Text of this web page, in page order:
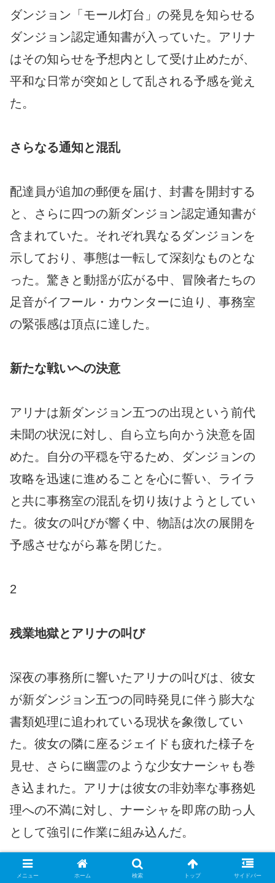
ダンジョン「モール灯台」の発見を知らせる
ダンジョン認定通知書が入っていた。アリナ
はその知らせを予想内として受け止めたが、
平和な日常が突如として乱される予感を覚え
た。
さらなる通知と混乱
配達員が追加の郵便を届け、封書を開封する
と、さらに四つの新ダンジョン認定通知書が
含まれていた。それぞれ異なるダンジョンを
示しており、事態は一転して深刻なものとな
った。驚きと動揺が広がる中、冒険者たちの
足音がイフール・カウンターに迫り、事務室
の緊張感は頂点に達した。
新たな戦いへの決意
アリナは新ダンジョン五つの出現という前代
未聞の状況に対し、自ら立ち向かう決意を固
めた。自分の平穏を守るため、ダンジョンの
攻略を迅速に進めることを心に誓い、ライラ
と共に事務室の混乱を切り抜けようとしてい
た。彼女の叫びが響く中、物語は次の展開を
予感させながら幕を閉じた。
2
残業地獄とアリナの叫び
深夜の事務所に響いたアリナの叫びは、彼女
が新ダンジョン五つの同時発見に伴う膨大な
書類処理に追われている現状を象徴してい
た。彼女の隣に座るジェイドも疲れた様子を
見せ、さらに幽霊のような少女ナーシャも巻
き込まれた。アリナは彼女の非効率な事務処
理への不満に対し、ナーシャを即席の助っ人
として強引に作業に組み込んだ。
長期休暇の憂鬱
メニュー ホーム 検索 トップ サイドバー